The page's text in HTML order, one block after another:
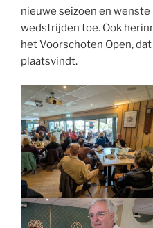
nieuwe seizoen en
wedstrijden toe. Ook
het Voorschoten Open,
plaatsvindt.